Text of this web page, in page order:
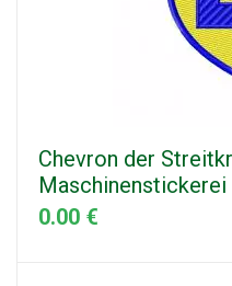
Chevron der
0.00 €